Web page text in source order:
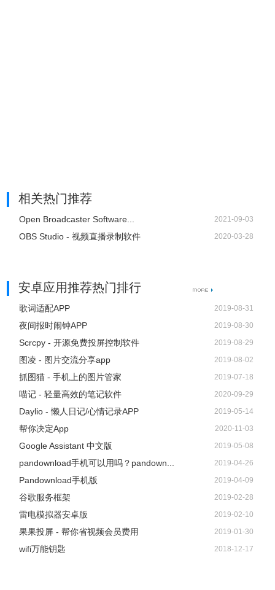
相关热门推荐
Open Broadcaster Software... 2021-09-03
OBS Studio - 视频直播录制软件 2020-03-28
安卓应用推荐热门排行
歌词适配APP 2019-08-31
夜间报时闹钟APP 2019-08-30
Scrcpy - 开源免费投屏控制软件 2019-08-29
图凌 - 图片交流分享app 2019-08-02
抓图猫 - 手机上的图片管家 2019-07-18
喵记 - 轻量高效的笔记软件 2020-09-29
Daylio - 懒人日记/心情记录APP 2019-05-14
帮你决定App 2020-11-03
Google Assistant 中文版 2019-05-08
pandownload手机可以用吗？pandown... 2019-04-26
Pandownload手机版 2019-04-09
谷歌服务框架 2019-02-28
雷电模拟器安卓版 2019-02-10
果果投屏 - 帮你省视频会员费用 2019-01-30
wifi万能钥匙 2018-12-17